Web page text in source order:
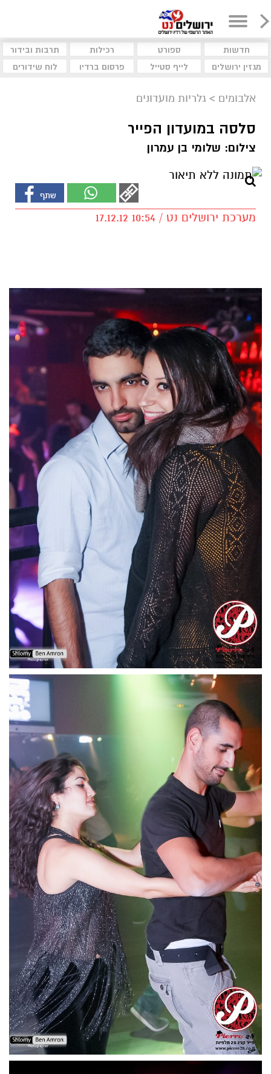
חדשות ספורט רכילות
תרבות ובידור
מגזין ירושלים
לייף סטייל פרסום ברדיו לוח שידורים
אלבומים > גלריות מועדונים
סלסה במועדון הפייר
צילום: שלומי בן עמרון
מערכת ירושלים נט / 10:54 17.12.12